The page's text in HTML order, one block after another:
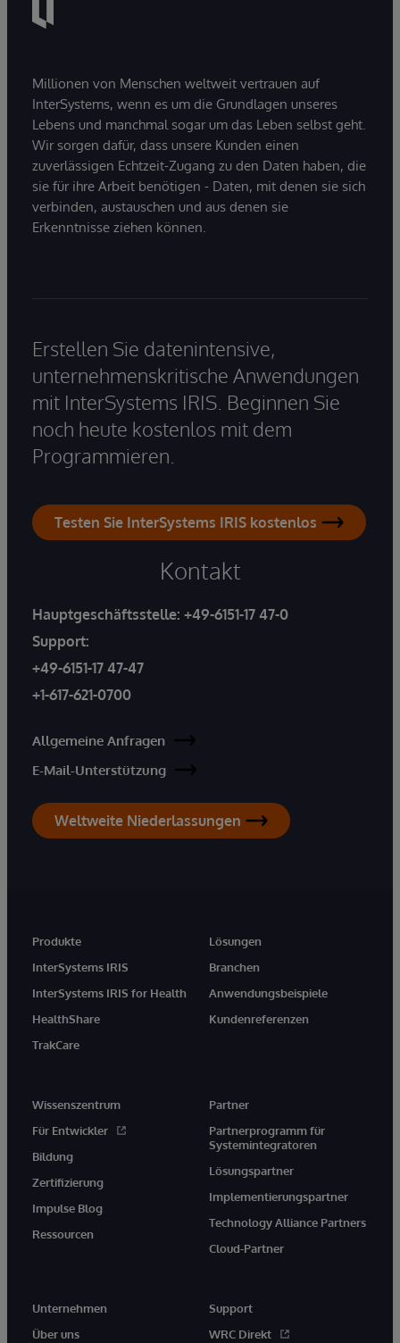
Millionen von Menschen weltweit vertrauen auf
InterSystems, wenn es um die Grundlagen unseres
Lebens und manchmal sogar um das Leben selbst geht.
Wir sorgen dafür, dass unsere Kunden einen
zuverlässigen Echtzeit-Zugang zu den Daten haben, die
sie für ihre Arbeit benötigen - Daten, mit denen sie sich
verbinden, austauschen und aus denen sie
Erkenntnisse ziehen können.
Erstellen Sie datenintensive,
unternehmenskritische Anwendungen
mit InterSystems IRIS. Beginnen Sie
noch heute kostenlos mit dem
Programmieren.
Testen Sie InterSystems IRIS kostenlos
Kontakt
Hauptgeschäftsstelle: +49-6151-17 47-0
Support:
+49-6151-17 47-47
+1-617-621-0700
Allgemeine Anfragen
E-Mail-Unterstützung
Weltweite Niederlassungen
Produkte
InterSystems IRIS
InterSystems IRIS for Health
HealthShare
TrakCare
Lösungen
Branchen
Anwendungsbeispiele
Kundenreferenzen
Wissenszentrum
Für Entwickler
Bildung
Zertifizierung
Impulse Blog
Ressourcen
Partner
Partnerprogramm für
Systemintegratoren
Lösungspartner
Implementierungspartner
Technology Alliance Partners
Cloud-Partner
Unternehmen
Über uns
Support
WRC Direkt